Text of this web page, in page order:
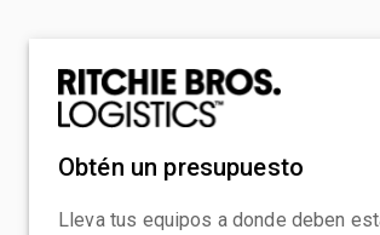
Obtén un presupuesto
Lleva tus equipos a donde deben